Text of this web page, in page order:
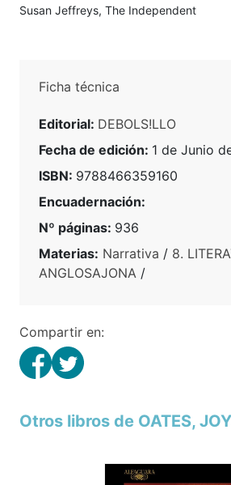
Susan Jeffreys, The Independent
Ficha técnica
Editorial: DEBOLS!LLO
Fecha de edición: 1 de Junio
ISBN: 9788466359160
Encuadernación:
Nº páginas: 936
Materias: Narrativa / 8.
ANGLOSAJONA /
Compartir en:
Otros libros de OATES,